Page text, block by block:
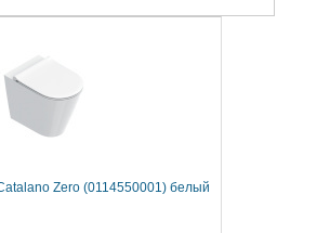
Zero (0114550001) белый